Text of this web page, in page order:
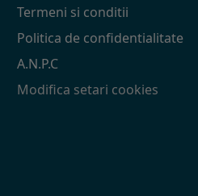
Termeni si conditii
Politica de confidentialitate
A.N.P.C
Modifica setari cookies